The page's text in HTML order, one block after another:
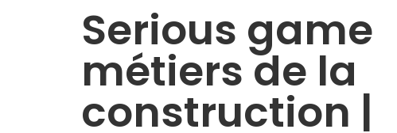
Serious game
métiers de la
construction |